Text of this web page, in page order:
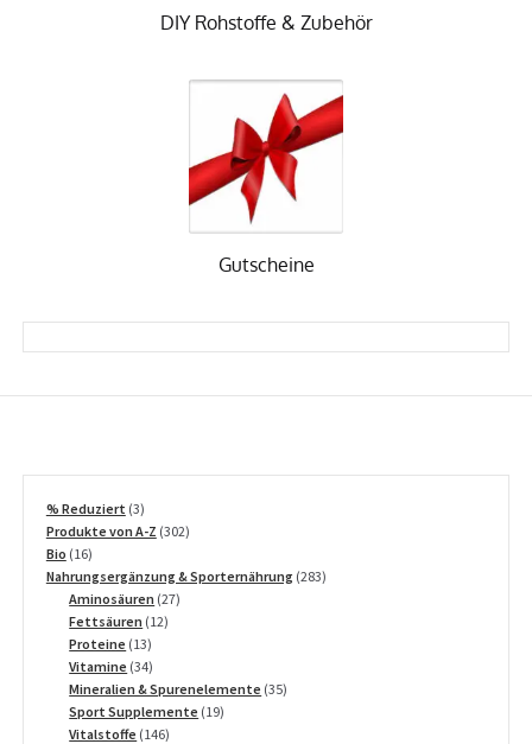
DIY Rohstoffe & Zubehör
Gutscheine
% Reduziert 33
Produkte
Produkte von A-Z 302302
Bio 1616
Produkte
Nahrungsergänzung & Sporternährung 283283
Aminosäuren 2727
Fettsäuren 1212
Proteine 1313
Produkte
Vitamine 3434
Produkte
Mineralien & Spurenelemente 3535
Sport Supplemente 1919
Vitalstoffe 146146